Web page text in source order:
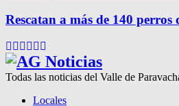
Rescatan a más de 140
Facebook
Twitter
Instagram
Pinterest
Google
Todas las noticias del Valle de
Locales